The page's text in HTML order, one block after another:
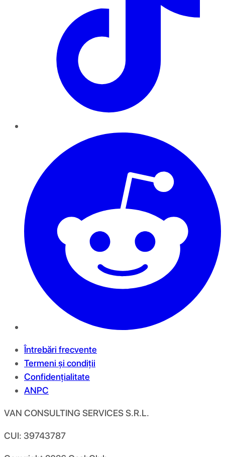
Întrebări frecvente
Termeni și condiții
Confidențialitate
ANPC
VAN CONSULTING SERVICES S.R.L.
CUI: 39743787